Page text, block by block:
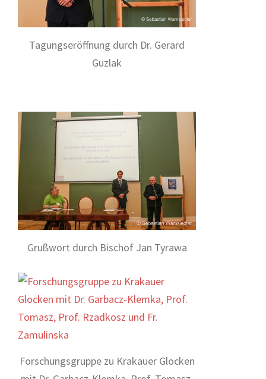
Tagungseröffnung durch Dr. Gerard
Guzlak
Grußwort durch Bischof Jan Tyrawa
Forschungsgruppe zu Krakauer Glocken